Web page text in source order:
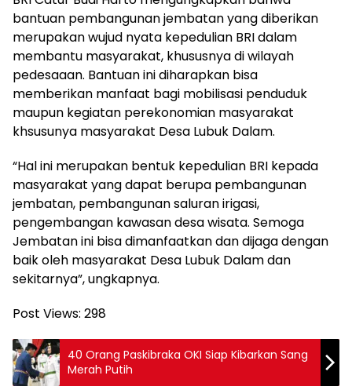
bantuan pembangunan jembatan yang diberikan
merupakan wujud nyata kepedulian BRI dalam
membantu masyarakat, khususnya di wilayah
pedesaaan. Bantuan ini diharapkan bisa
memberikan manfaat bagi mobilisasi penduduk
maupun kegiatan perekonomian masyarakat
khsusunya masyarakat Desa Lubuk Dalam.
“Hal ini merupakan bentuk kepedulian BRI kepada
masyarakat yang dapat berupa pembangunan
jembatan, pembangunan saluran irigasi,
pengembangan kawasan desa wisata. Semoga
Jembatan ini bisa dimanfaatkan dan dijaga dengan
baik oleh masyarakat Desa Lubuk Dalam dan
sekitarnya”, ungkapnya.
Post Views: 298
40 Orang Paskibraka OKI Siap Kibarkan Sang
Merah Putih